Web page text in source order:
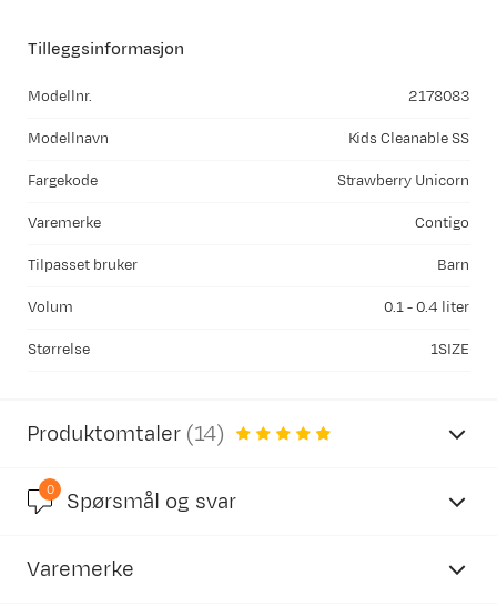
Tilleggsinformasjon
Modellnr. 2178083
Modellnavn Kids Cleanable SS
Fargekode Strawberry Unicorn
Varemerke Contigo
Tilpasset bruker Barn
Volum 0.1 - 0.4 liter
Størrelse 1SIZE
Produktomtaler (14)
4.9
0 Spørsmål og svar
Varemerke